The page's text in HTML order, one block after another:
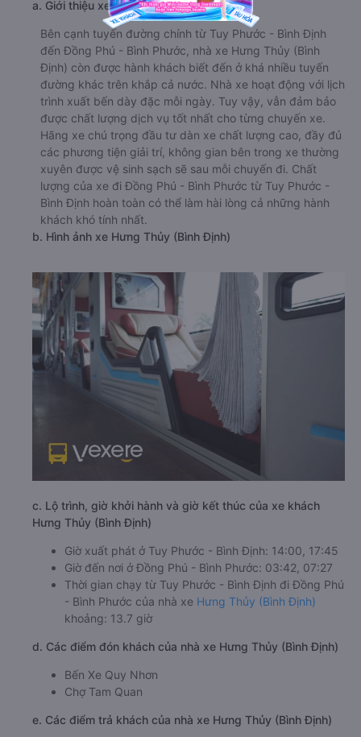
a. Giới thiệu xe Hưng Thủy (Bình Định)
Bên cạnh tuyến đường chính từ Tuy Phước - Bình Định
đến Đồng Phú - Bình Phước, nhà xe Hưng Thủy (Bình
Định) còn được hành khách biết đến ở khá nhiều tuyến
đường khác trên khắp cả nước. Nhà xe hoạt động với lịch
trình xuất bến dày đặc mỗi ngày. Tuy vậy, vẫn đảm bảo
được chất lượng dịch vụ tốt nhất cho từng chuyến xe.
Hãng xe chú trọng đầu tư dàn xe chất lượng cao, đầy đủ
các phương tiện giải trí, không gian bên trong xe thường
xuyên được vệ sinh sạch sẽ sau mỗi chuyến đi. Chất
lượng của xe đi Đồng Phú - Bình Phước từ Tuy Phước -
Bình Định hoàn toàn có thể làm hài lòng cả những hành
khách khó tính nhất.
b. Hình ảnh xe Hưng Thủy (Bình Định)
c. Lộ trình, giờ khởi hành và giờ kết thúc của xe khách
Hưng Thủy (Bình Định)
Giờ xuất phát ở Tuy Phước - Bình Định: 14:00, 17:45
Giờ đến nơi ở Đồng Phú - Bình Phước: 03:42, 07:27
Thời gian chạy từ Tuy Phước - Bình Định đi Đồng Phú
- Bình Phước của nhà xe Hưng Thủy (Bình Định)
khoảng: 13.7 giờ
d. Các điểm đón khách của nhà xe Hưng Thủy (Bình Định)
Bến Xe Quy Nhơn
Chợ Tam Quan
e. Các điểm trả khách của nhà xe Hưng Thủy (Bình Định)